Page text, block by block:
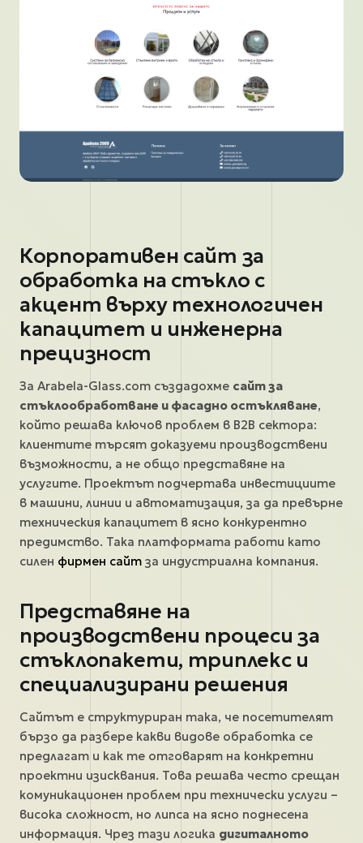
Корпоративен сайт за
обработка на стъкло с
акцент върху технологичен
капацитет и инженерна
прецизност
За Arabela-Glass.com създадохме сайт за
стъклообработване и фасадно остъкляване,
който решава ключов проблем в B2B сектора:
клиентите търсят доказуеми производствени
възможности, а не общо представяне на
услугите. Проектът подчертава инвестициите
в машини, линии и автоматизация, за да превърне
техническия капацитет в ясно конкурентно
предимство. Така платформата работи като
силен фирмен сайт за индустриална компания.
Представяне на
производствени процеси за
стъклопакети, триплекс и
специализирани решения
Сайтът е структуриран така, че посетителят
бързо да разбере какви видове обработка се
предлагат и как те отговарят на конкретни
проектни изисквания. Това решава често срещан
комуникационен проблем при технически услуги –
висока сложност, но липса на ясно поднесена
информация. Чрез тази логика дигиталното